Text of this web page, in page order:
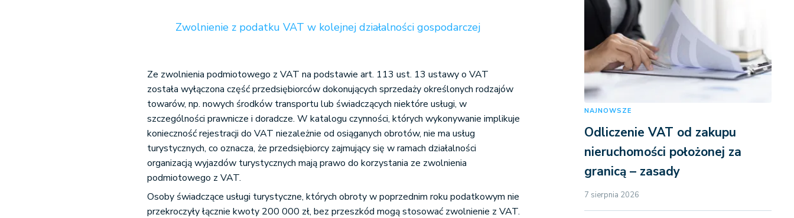
Zwolnienie z podatku VAT w kolejnej działalności gospodarczej
Ze zwolnienia podmiotowego z VAT na podstawie art. 113 ust. 13 ustawy o VAT
została wyłączona część przedsiębiorców dokonujących sprzedaży określonych rodzajów
towarów, np. nowych środków transportu lub świadczących niektóre usługi, w
szczególności prawnicze i doradcze. W katalogu czynności, których wykonywanie implikuje
konieczność rejestracji do VAT niezależnie od osiąganych obrotów, nie ma usług
turystycznych, co oznacza, że przedsiębiorcy zajmujący się w ramach działalności
organizacją wyjazdów turystycznych mają prawo do korzystania ze zwolnienia
podmiotowego z VAT.
Osoby świadczące usługi turystyczne, których obroty w poprzednim roku podatkowym nie
przekroczyły łącznie kwoty 200 000 zł, bez przeszkód mogą stosować zwolnienie z VAT.
NAJNOWSZE
Odliczenie VAT od zakupu
nieruchomości położonej za
granicą – zasady
7 sierpnia 2026